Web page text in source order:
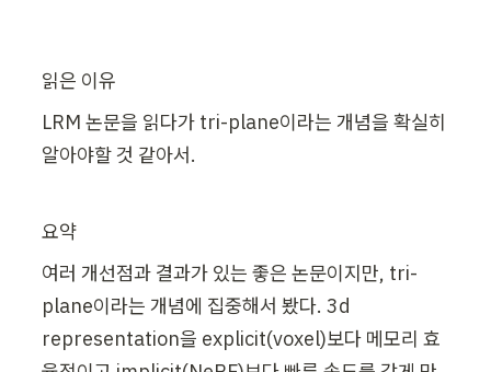
읽은 이유
LRM 논문을 읽다가 tri-plane이라는 개념을 확실히
알아야할 것 같아서.
요약
여러 개선점과 결과가 있는 좋은 논문이지만, tri-
plane이라는 개념에 집중해서 봤다. 3d
representation을 explicit(voxel)보다 메모리 효